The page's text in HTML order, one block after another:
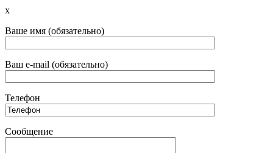
x
Ваше имя (обязательно)
Ваш e-mail (обязательно)
Телефон
Сообщение